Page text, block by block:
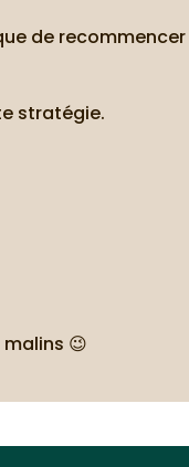
de
stratégie.
😉